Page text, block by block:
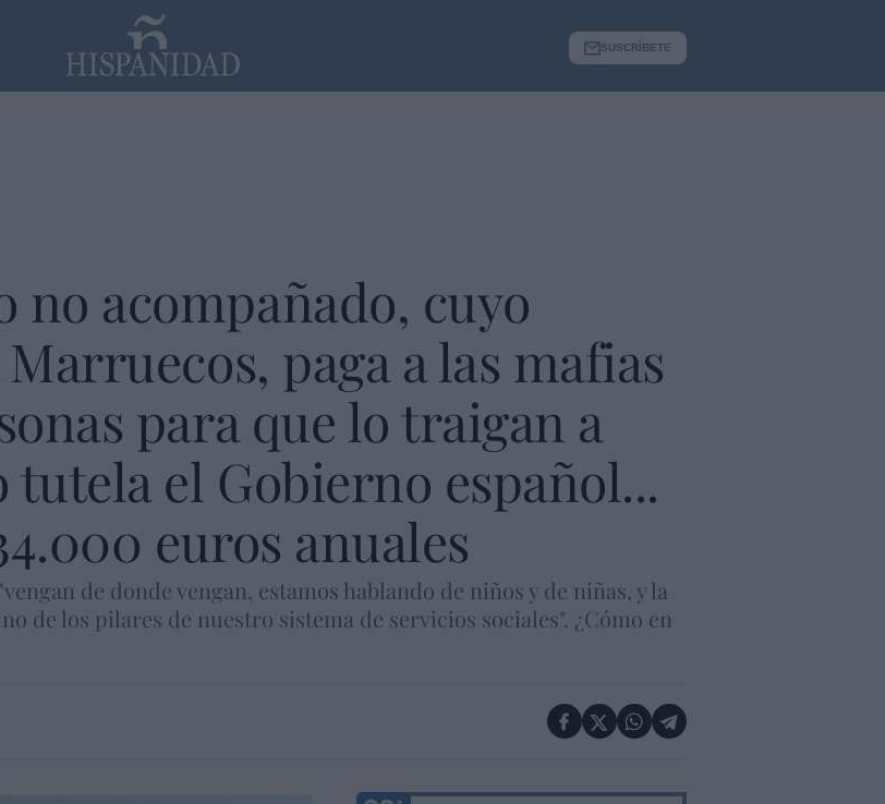
SUSCRÍBETE
no acompañado, cuyo
paga a las mafias
para que lo traigan a
tutela el Gobierno español...
euros anuales
de donde vengan, estamos hablando de niños y de niñas, y la
de los pilares de nuestro sistema de servicios sociales". ¿Cómo en